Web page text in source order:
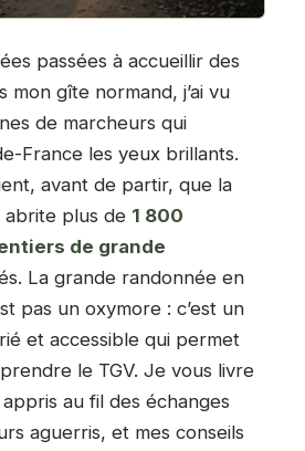
passées à accueillir des
mon gîte normand, j’ai vu
de marcheurs qui
France les yeux brillants.
avant de partir, que la
abrite plus de 1 800
de grande
La grande randonnée en
pas un oxymore : c’est un
et accessible qui permet
le TGV. Je vous livre
appris au fil des échanges
aguerris, et mes conseils